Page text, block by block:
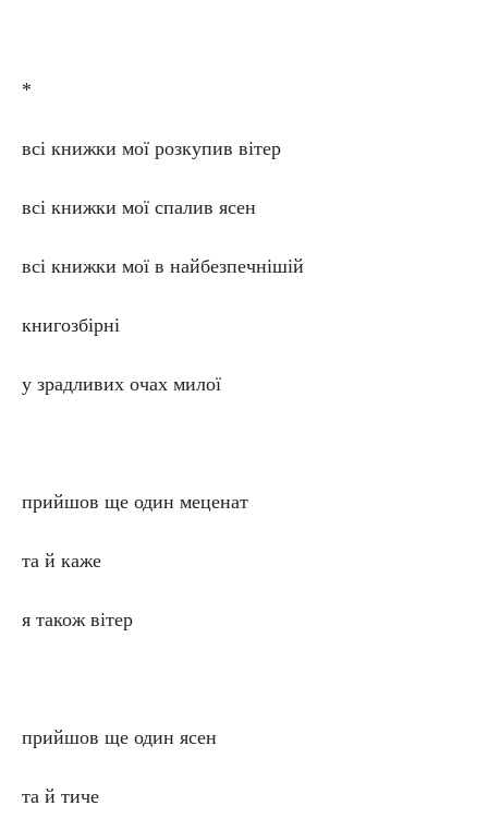
*
всі книжки мої розкупив вітер
всі книжки мої спалив ясен
всі книжки мої в найбезпечнішій
книгозбірні
у зрадливих очах милої
прийшов ще один меценат
та й каже
я також вітер
прийшов ще один ясен
та й тиче